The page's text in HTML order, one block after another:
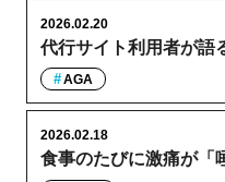
代行サイト利用者が語
2026.02.20
AGA
食事のたびに激痛が「
2026.02.18